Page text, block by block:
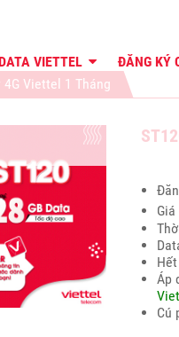
VIETTEL ĐĂNG KÝ
4G Viettel 1 Tháng
Áp
Cú